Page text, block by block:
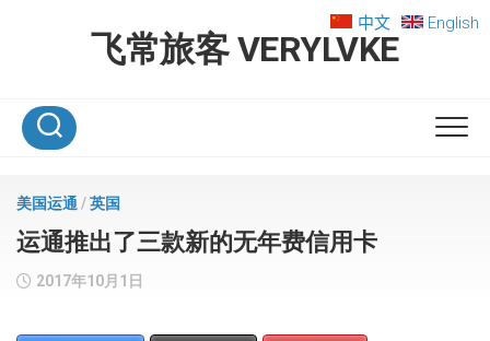
飞常旅客 VERYLVKE
中文 English
美国运通 /英国
运通推出了三款新的无年费信用卡
2017年10月1日